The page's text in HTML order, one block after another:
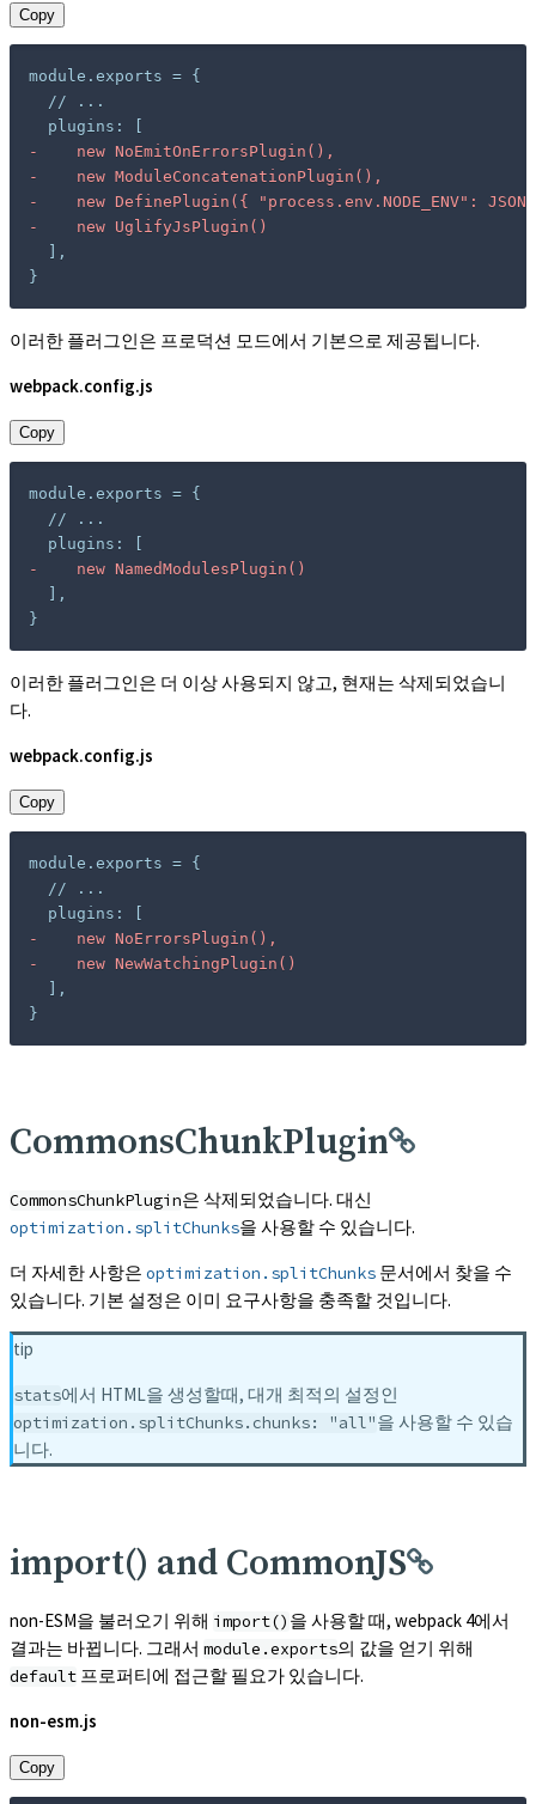
Copy
-
-
-
-
}
이러한 플러그인은 프로덕션 모드에서 기본으로 제공됩니다.
webpack.config.js
Copy
-
}
이러한 플러그인은 더 이상 사용되지 않고, 현재는 삭제되었습니
다.
webpack.config.js
Copy
-
-
}
CommonsChunkPlugin
CommonsChunkPlugin은 삭제되었습니다. 대신
optimization.splitChunks을 사용할 수 있습니다.
더 자세한 사항은 optimization.splitChunks 문서에서 찾을 수
있습니다. 기본 설정은 이미 요구사항을 충족할 것입니다.
tip
stats에서 HTML을 생성할때, 대개 최적의 설정인
optimization.splitChunks.chunks: "all"을 사용할 수 있습
니다.
import() and CommonJS
non-ESM을 불러오기 위해 import() 을 사용할 때, webpack 4에서
결과는 바뀝니다. 그래서 module.exports의 값을 얻기 위해
default 프로퍼티에 접근할 필요가 있습니다.
non-esm.js
Copy